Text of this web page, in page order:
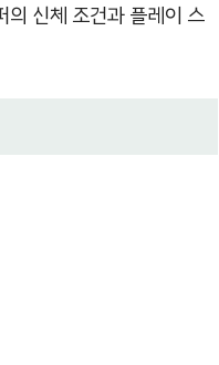
의 신체 조건과 플레이 스